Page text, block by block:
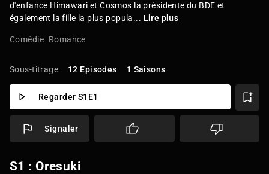
d'enfance Himawari et Cosmos la présidente du BDE et
également la fille la plus popula... Lire plus
Comédie Romance
Sous-titrage 12 Episodes 1 Saisons
Regarder S1E1
Signaler
S1 : Oresuki